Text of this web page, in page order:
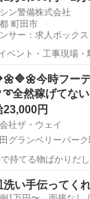
ン警備株式会社
町田市
サー：求人ボックス
ベント・工事現場・
・物流その他 <雇
13,500円～15,700
今時フー
➰全然稼げてな
23,000円
社ザ・ウェイ
グランベリーパーク
かりだし✨ 💛労働時間も少な
帰❗️ 実働６
AM8時くらいに町田の倉
町田グランベリーパ
洗い手伝ってく